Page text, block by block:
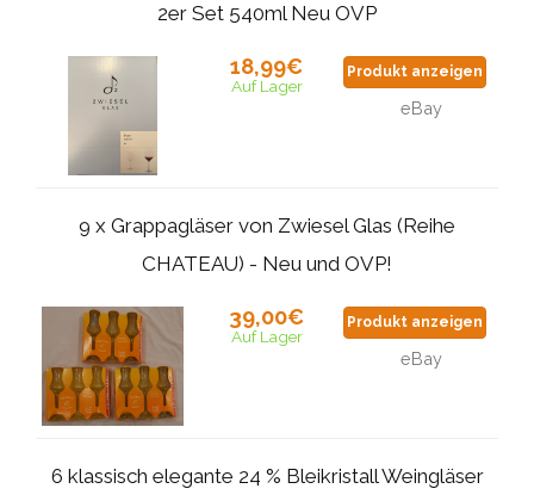
2er Set 540ml Neu OVP
18,99€
Auf Lager
Produkt anzeigen
eBay
9 x Grappagläser von Zwiesel Glas (Reihe
CHATEAU) - Neu und OVP!
39,00€
Auf Lager
Produkt anzeigen
eBay
6 klassisch elegante 24 % Bleikristall Weingläser